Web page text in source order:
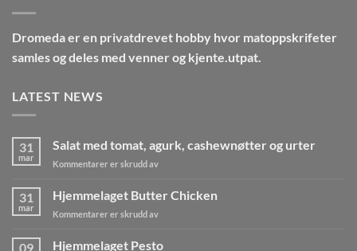
Dromedaer en privatdrevet hobby hvor matoppskrifeter
samles og deles med venner og kjente.utpat.
LATEST NEWS
31
mar
Salat med tomat, agurk, cashewnøtter og urter
Kommentarer er skrudd avfor
med
og
31
mar
Hjemmelaget Butter Chicken
Kommentarer er skrudd avfor
09 Hjemmelaget Pesto